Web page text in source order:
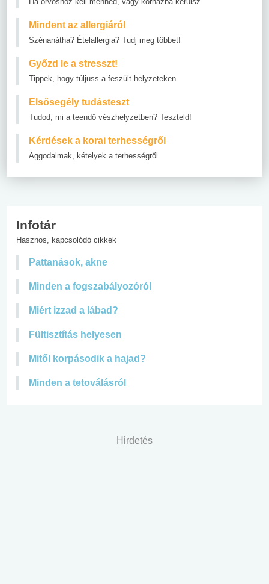
Mindent az allergiáról
Szénanátha? Ételallergia? Tudj meg többet!
Győzd le a stresszt!
Tippek, hogy túljuss a feszült helyzeteken.
Elsősegély tudásteszt
Tudod, mi a teendő vészhelyzetben? Teszteld!
Kérdések a korai terhességről
Aggodalmak, kételyek a terhességről
Infotár
Hasznos, kapcsolódó cikkek
Pattanások, akne
Minden a fogszabályozóról
Miért izzad a lábad?
Fültisztítás helyesen
Mitől korpásodik a hajad?
Minden a tetoválásról
Hirdetés